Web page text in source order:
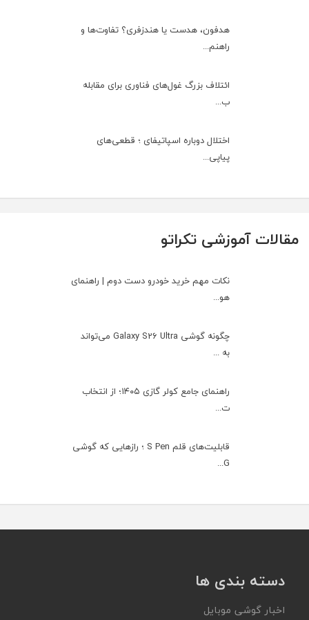
هدفون، هدست یا هندزفری؟ تفاوت‌ها و
راهنم...
ائتلاف بزرگ غول‌های فناوری برای مقابله
ب...
اختلال دوباره اسپاتیفای ؛ قطعی‌های
پیاپی...
مقالات آموزشی تکراتو
نکات مهم خرید خودرو دست دوم | راهنمای
هو...
چگونه گوشی Galaxy S26 Ultra می‌تواند
به ...
راهنمای جامع کولر گازی ۱۴۰۵؛ از انتخاب
ت...
قابلیت‌های قلم S Pen ؛ رازهایی که گوشی
G...
دسته بندی ها
اخبار گوشی موبایل